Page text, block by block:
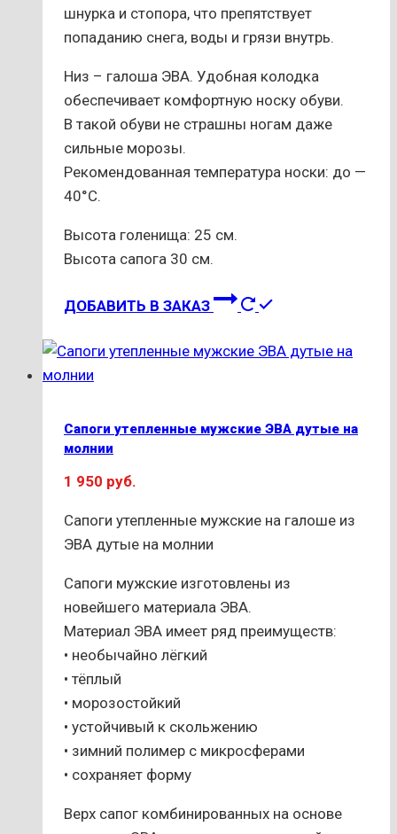
шнурка и стопора, что препятствует
попаданию снега, воды и грязи внутрь.
Низ – галоша ЭВА. Удобная колодка
обеспечивает комфортную носку обуви.
В такой обуви не страшны ногам даже
сильные морозы.
Рекомендованная температура носки: до —
40°С.
Высота голенища: 25 см.
Высота сапога 30 см.
ДОБАВИТЬ В ЗАКАЗ
Этот
имеет
можно
Сапоги утепленные мужские ЭВА дутые на
молнии
1 950 руб.
Сапоги утепленные мужские на галоше из
ЭВА дутые на молнии
Сапоги мужские изготовлены из
новейшего материала ЭВА.
Материал ЭВА имеет ряд преимуществ:
• необычайно лёгкий
• тёплый
• морозостойкий
• устойчивый к скольжению
• зимний полимер с микросферами
• сохраняет форму
Верх сапог комбинированных на основе